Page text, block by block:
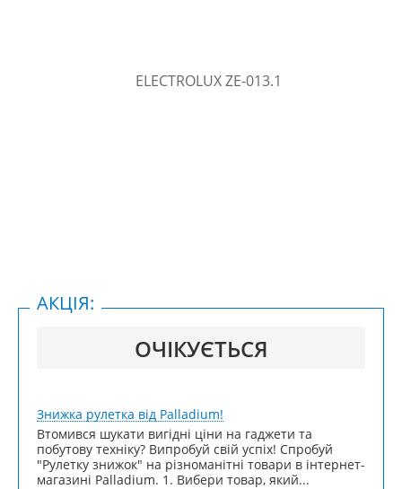
ОЧІКУЄТЬСЯ
АКЦІЯ:
Знижка рулетка від Palladium!
Втомився шукати вигідні ціни на гаджети та
побутову техніку? Випробуй свій успіх! Спробуй
"Рулетку знижок" на різноманітні товари в інтернет-
магазині Palladium. 1. Вибери товар, який...